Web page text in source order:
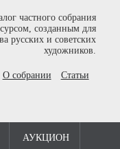
частного собрания
созданным для
русских и советских
художников.
О собрании Статьи
АУКЦИОН